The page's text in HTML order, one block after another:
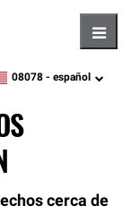
language
08078 - español
cerca de